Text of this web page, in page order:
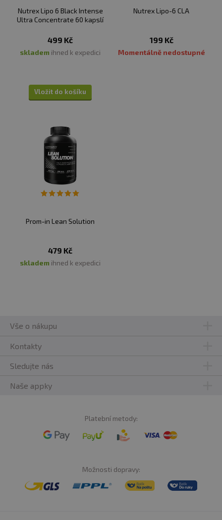
Nutrex Lipo 6 Black Intense
Ultra Concentrate 60 kapslí
499 Kč
skladem ihned k expedici
Vložit do košíku
Nutrex Lipo-6 CLA
199 Kč
Momentálně nedostupné
Prom-in Lean Solution
479 Kč
skladem ihned k expedici
Vše o nákupu
Kontakty
Sledujte nás
Naše appky
Platební metody:
Možnosti dopravy: